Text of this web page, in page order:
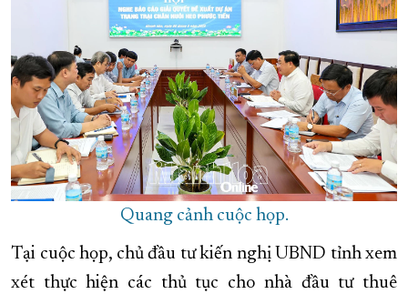
Quang cảnh cuộc họp.
Tại cuộc họp, chủ đầu tư kiến nghị UBND tỉnh xem
xét thực hiện các thủ tục cho nhà đầu tư thuê